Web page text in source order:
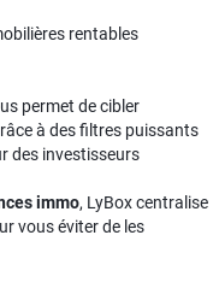
rentables
permet de cibler
à des filtres puissants
des investisseurs
immo, LyBox centralise
vous éviter de les